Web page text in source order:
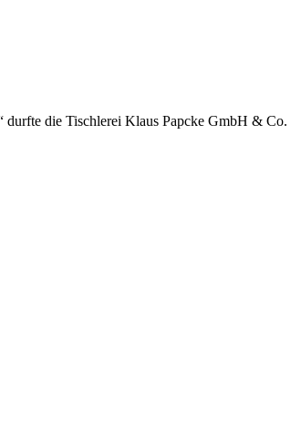
durfte die Tischlerei Klaus Papcke GmbH & Co.